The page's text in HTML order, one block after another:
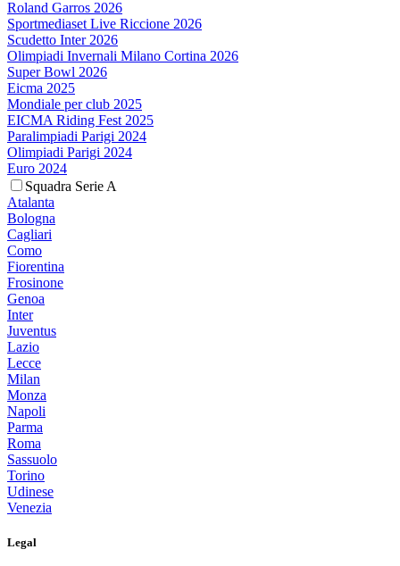
Roland Garros 2026
Sportmediaset Live Riccione 2026
Scudetto Inter 2026
Olimpiadi Invernali Milano Cortina 2026
Super Bowl 2026
Eicma 2025
Mondiale per club 2025
EICMA Riding Fest 2025
Paralimpiadi Parigi 2024
Olimpiadi Parigi 2024
Euro 2024
Squadra Serie A
Atalanta
Bologna
Cagliari
Como
Fiorentina
Frosinone
Genoa
Inter
Juventus
Lazio
Lecce
Milan
Monza
Napoli
Parma
Roma
Sassuolo
Torino
Udinese
Venezia
Legal